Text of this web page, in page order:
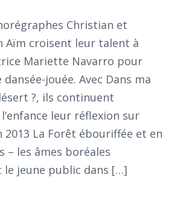
Christian et
Aïm croisent leur talent à
Mariette Navarro pour
jouée. Avec Dans ma
?, ils continuent
l‘enfance leur réflexion sur
2013 La Forêt ébouriffée et en
– les âmes boréales
le jeune public dans […]